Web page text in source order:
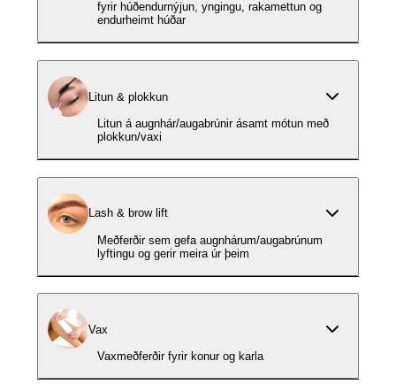
fyrir húðendurnýjun, yngingu, rakamettun og
endurheimt húðar
Litun & plokkun
Litun á augnhár/augabrúnir ásamt mótun með
plokkun/vaxi
Lash & brow lift
Meðferðir sem gefa augnhárum/augabrúnum
lyftingu og gerir meira úr þeim
Vax
Vaxmeðferðir fyrir konur og karla